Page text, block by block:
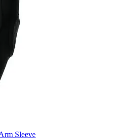
Sleeve